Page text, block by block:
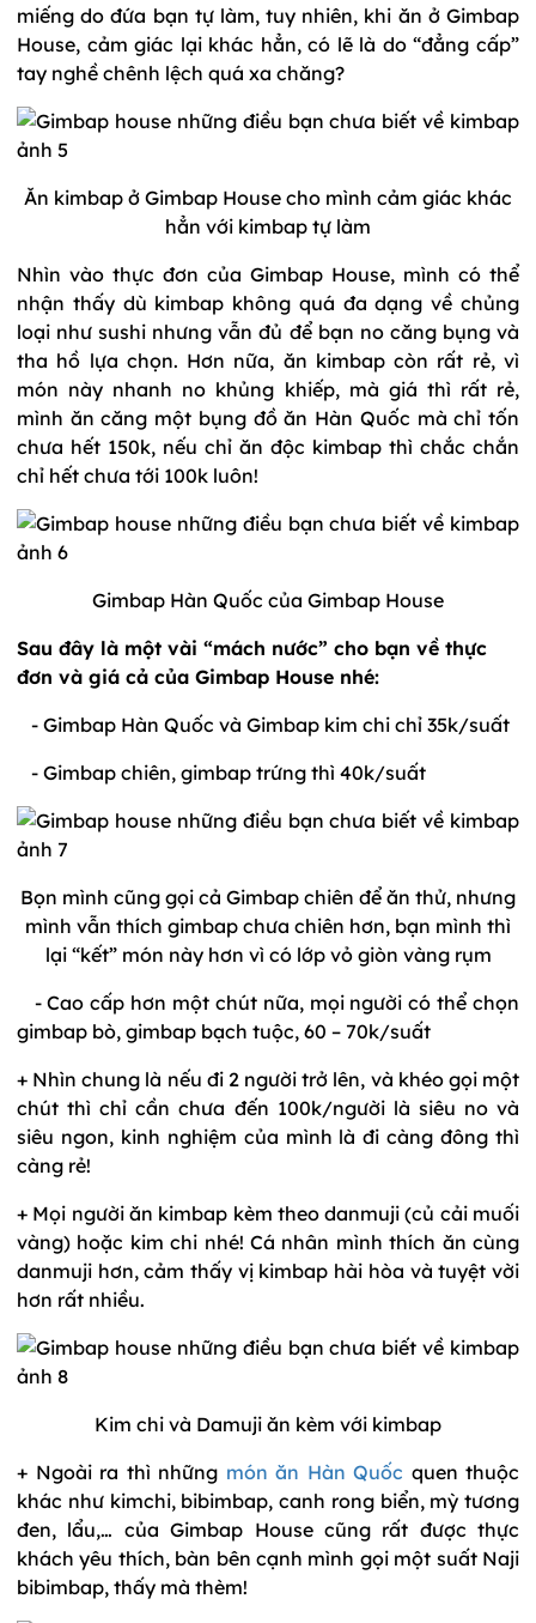
miếng do đứa bạn tự làm, tuy nhiên, khi ăn ở Gimbap
House, cảm giác lại khác hẳn, có lẽ là do “đẳng cấp”
tay nghề chênh lệch quá xa chăng?
Ăn kimbap ở Gimbap House cho mình cảm giác khác
hẳn với kimbap tự làm
Nhìn vào thực đơn của Gimbap House, mình có thể
nhận thấy dù kimbap không quá đa dạng về chủng
loại như sushi nhưng vẫn đủ để bạn no căng bụng và
tha hồ lựa chọn. Hơn nữa, ăn kimbap còn rất rẻ, vì
món này nhanh no khủng khiếp, mà giá thì rất rẻ,
mình ăn căng một bụng đồ ăn Hàn Quốc mà chỉ tốn
chưa hết 150k, nếu chỉ ăn độc kimbap thì chắc chắn
chỉ hết chưa tới 100k luôn!
Gimbap Hàn Quốc của Gimbap House
Sau đây là một vài “mách nước” cho bạn về thực
đơn và giá cả của Gimbap House nhé:
- Gimbap Hàn Quốc và Gimbap kim chi chỉ 35k/suất
- Gimbap chiên, gimbap trứng thì 40k/suất
Bọn mình cũng gọi cả Gimbap chiên để ăn thử, nhưng
mình vẫn thích gimbap chưa chiên hơn, bạn mình thì
lại “kết” món này hơn vì có lớp vỏ giòn vàng rụm
- Cao cấp hơn một chút nữa, mọi người có thể chọn
gimbap bò, gimbap bạch tuộc, 60 – 70k/suất
+ Nhìn chung là nếu đi 2 người trở lên, và khéo gọi một
chút thì chỉ cần chưa đến 100k/người là siêu no và
siêu ngon, kinh nghiệm của mình là đi càng đông thì
càng rẻ!
+ Mọi người ăn kimbap kèm theo danmuji (củ cải muối
vàng) hoặc kim chi nhé! Cá nhân mình thích ăn cùng
danmuji hơn, cảm thấy vị kimbap hài hòa và tuyệt vời
hơn rất nhiều.
Kim chi và Damuji ăn kèm với kimbap
+ Ngoài ra thì những món ăn Hàn Quốc quen thuộc
khác như kimchi, bibimbap, canh rong biển, mỳ tương
đen, lẩu,… của Gimbap House cũng rất được thực
khách yêu thích, bàn bên cạnh mình gọi một suất Naji
bibimbap, thấy mà thèm!